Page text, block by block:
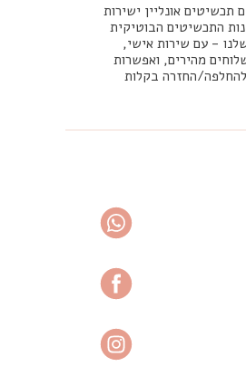
תכשיטים אונליין ישירות
התכשיטים הבוטיקית
- עם שירות אישי,
מהירים, ואפשרות
להחלפה/החזרה בקלות